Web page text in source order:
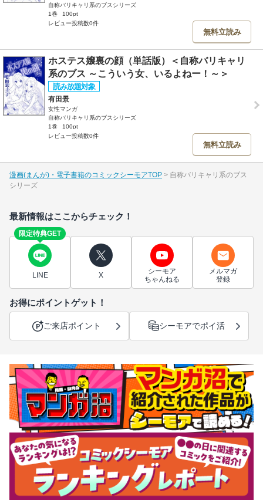
自称バリキャリ系のブスシリーズ
1巻
100pt
レビュー投稿数0件
無料立読み
ホステス嬢裏の顔（単話版）＜自称バリキャリ
系のブス ～こういう女、いるよねー！～＞
有田景
女性マンガ
自称バリキャリ系のブスシリーズ
1巻
100pt
レビュー投稿数0件
無料立読み
漫画(まんが)・電子書籍のコミックシーモアTOP
自称バリキャリ系のブス
シリーズ
最新情報はここからチェック！
限定特典GET
LINE X
シーモア
ちゃんねる
メルマガ
登録
お得にポイントゲット！
ご来店ポイント シーモアでポイ活